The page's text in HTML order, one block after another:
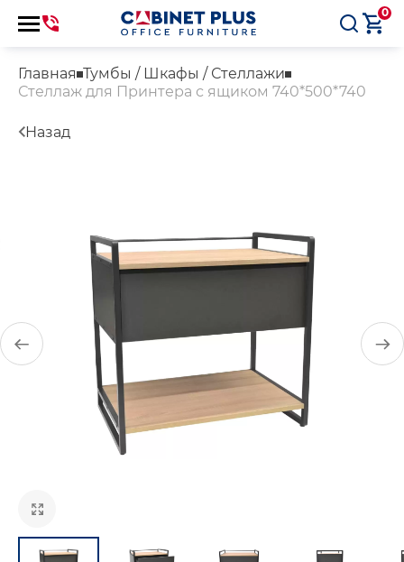
0
Главная Тумбы / Шкафы / Стеллажи
Стеллаж для Принтера с ящиком 740*500*740
Назад